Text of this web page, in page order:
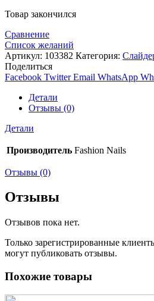
Товар закончился
Сравнение
Список желаний
Артикул: 103382 Категория:
Поделиться
Facebook Twitter Email WhatsApp
Детали
Отзывы (0)
Детали
Производитель Fashion Nails
Отзывы (0)
Отзывы
Отзывов пока нет.
Только зарегистрированные
могут публиковать отзывы.
Похожие товары